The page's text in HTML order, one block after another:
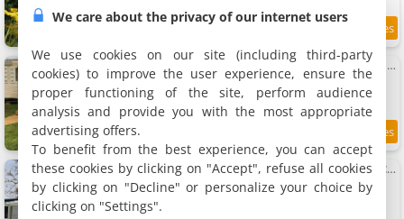
Mobil Home avec Terrasse à Saint-Boil - API-1-52-1145
Mobile-home, 34 m²
6 people, 3 bedrooms, 1 bathroom
12 km
Mobil-home 3 chambres avec terrasse à Saint-Boil - API-1-52-1174
Mobile-home, 34 m²
6 people, 3 bedrooms, 1 bathroom
We care about the privacy of our internet users
We use cookies on our site (including third-party
cookies) to improve the user experience, ensure the
proper functioning of the site, perform audience
analysis and provide you with the most appropriate
advertising offers.
To benefit from the best experience, you can accept
these cookies by clicking on "Accept", refuse all cookies
by clicking on "Decline" or personalize your choice by
clicking on "Settings".